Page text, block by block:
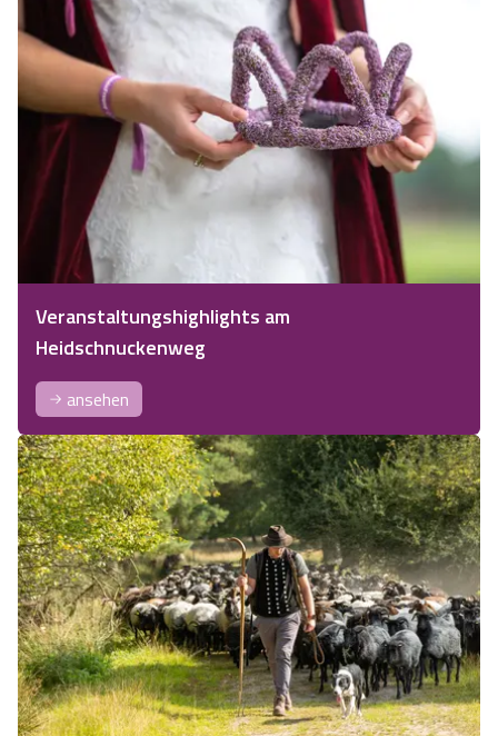
Veranstaltungshighlights am
Heidschnuckenweg
ansehen